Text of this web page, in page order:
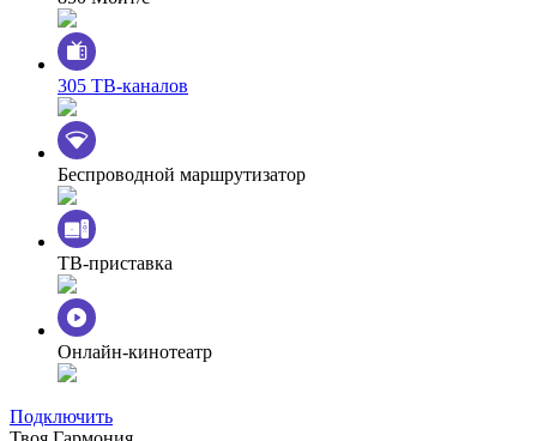
305 ТВ-каналов
Беспроводной маршрутизатор
ТВ-приставка
Онлайн-кинотеатр
Подключить